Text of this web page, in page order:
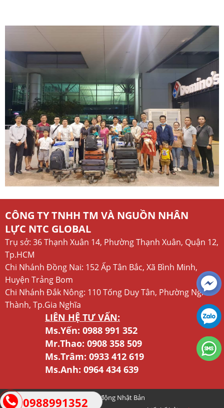
CÔNG TY TNHH TM VÀ NGUỒN NHÂN
LỰC NTC GLOBAL
Trụ sở: 36 Thạnh Xuân 14, Phường Thạnh Xuân, Quận 12,
Tp.HCM
Chi Nhánh Đồng Nai: 152 Ấp Tân Bắc, Xã Bình Minh,
Huyện Trảng Bom
Chi Nhánh Đắk Nông: 110 Tống Duy Tân, Phường Nghĩa
Thành, Tp.Gia Nghĩa
LIÊN HỆ TƯ VẤN:
Ms.Yến: 0988 991 352
Mr.Thao: 0908 358 509
Ms.Trâm: 0933 412 619
Ms.Anh: 0964 434 639
© Cổng thông tin xuất khẩu lao động Nhật Bản
0988991352